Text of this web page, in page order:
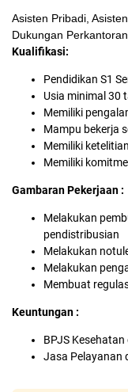
Asisten Pribadi,
Dukungan
Kualifikasi:
Pendidikan S1
Usia minimal 30
Memiliki
Mampu bekerja
Memiliki
Memiliki
Gambaran Pekerjaan :
Melakukan
pendistribusian
Melakukan
Melakukan
Membuat
Keuntungan :
BPJS
Jasa Pelayanan